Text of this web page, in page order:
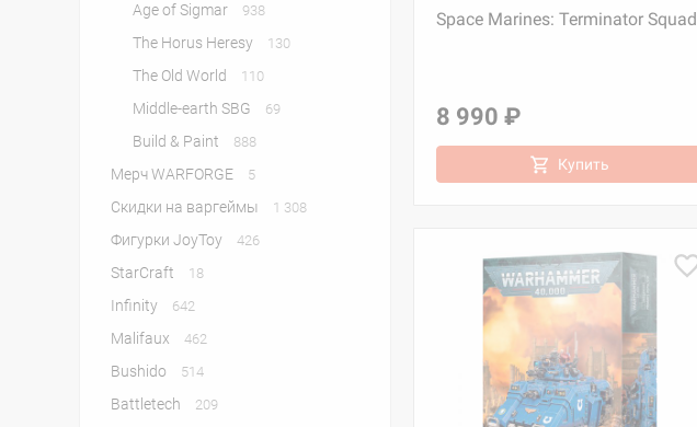
Age of Sigmar 938
The Horus Heresy 130
The Old World 110
Middle-earth SBG 69
Build & Paint 888
Мерч WARFORGE 5
Скидки на варгеймы 1 308
Фигурки JoyToy 426
StarСraft 18
Infinity 642
Malifaux 462
Bushido 514
Battletech 209
Space Marines: Terminator Squad
8 990 ₽
Купить